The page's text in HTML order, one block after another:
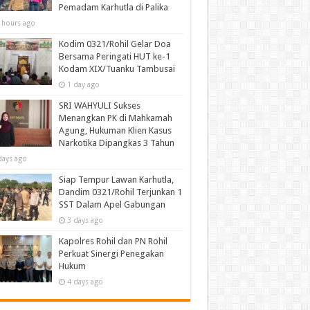
Pemadam Karhutla di Palika
ago
Kodim 0321/Rohil Gelar Doa
Bersama Peringati HUT ke-1
Kodam XIX/Tuanku Tambusai
1 day ago
SRI WAHYULI Sukses
Menangkan PK di Mahkamah
Agung, Hukuman Klien Kasus
Narkotika Dipangkas 3 Tahun
ago
Siap Tempur Lawan Karhutla,
Dandim 0321/Rohil Terjunkan 1
SST Dalam Apel Gabungan
3 days ago
Kapolres Rohil dan PN Rohil
Perkuat Sinergi Penegakan
Hukum
4 days ago